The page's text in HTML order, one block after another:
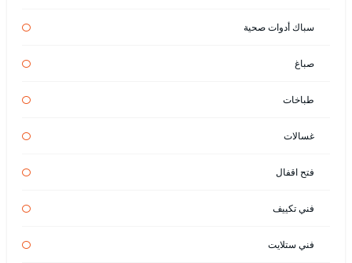
سباك أدوات صحية
صباغ
طباخات
غسالات
فتح اقفال
فني تكييف
فني ستلايت